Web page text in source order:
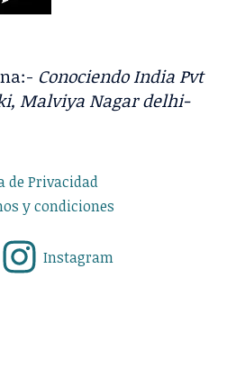
Conociendo India Pvt
Malviya Nagar delhi-
de Privacidad
y condiciones
Instagram